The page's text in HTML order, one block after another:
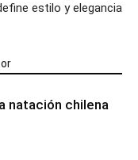
estilo y elegancia
natación chilena